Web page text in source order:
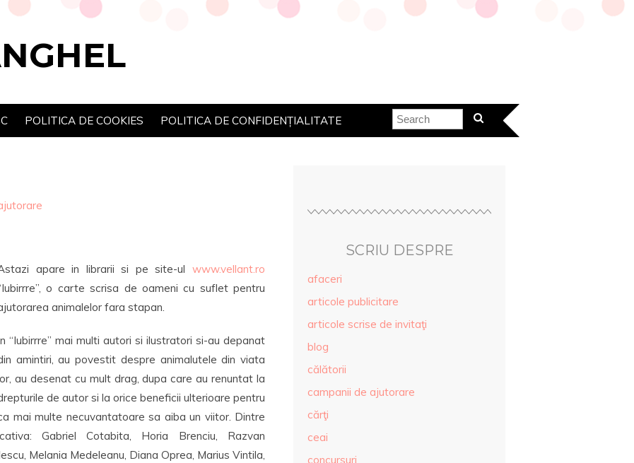
POLITICA DE COOKIES POLITICA DE CONFIDENȚIALITATE
apare in librarii si pe site-ul www.vellant.ro
o carte scrisa de oameni cu suflet pentru
animalelor fara stapan.
“Iubirrre” mai multi autori si ilustratori si-au depanat
amintiri, au povestit despre animalutele din viata
au desenat cu mult drag, dupa care au renuntat la
de autor si la orice beneficii ulterioare pentru
mai multe necuvantatoare sa aiba un viitor. Dintre
Gabriel Cotabita, Horia Brenciu, Razvan
Melania Medeleanu, Diana Oprea, Marius Vintila,
SCRIU DESPRE
afaceri
articole publicitare
articole scrise de invitaţi
blog
călătorii
campanii de ajutorare
cărţi
ceai
concursuri